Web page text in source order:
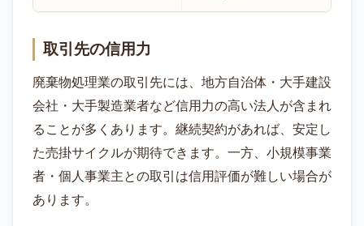
取引先の信用力
廃棄物処理業の取引先には、地方自治体・大手建設
会社・大手製造業者など信用力の高い法人が含まれ
ることが多くあります。継続契約があれば、安定し
た売掛サイクルが期待できます。一方、小規模事業
者・個人事業主との取引は信用評価が難しい場合が
あります。